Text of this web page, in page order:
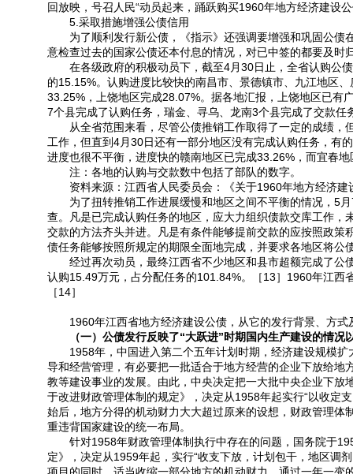
回放映，号召人民“动员起来，踊跃购买1960年地方经济建设
5.采取措施增强公债信用
为了顺利发行新公债，《指示》还强调要增强和巩固公债
意检查过去的国家公债还本付息的情况，对已中签的都要及时
在各级政府的积极动员下，截至4月30日止，全省认购公
的15.15%。认购进度比较快的南昌市、景德镇市、九江地区
33.25%，上饶地区完成28.07%。据各地汇报，上饶地区已有
7个县完成了认购任务，瑞金、寻乌、龙南3个县完成了交款
从全省范围来看，尽管公债推销工作取得了一定的成绩，
工作，但直到4月30日还有一部分地区没有完成认购任务，有
进度也很不平衡，进度快的赣南地区已完成33.26%，而宜春
注：各地的认购与交款数中包括了部队的数字。
资料来源：江西省人民委员会：《关于1960年地方经济建
为了扭转推销工作进展缓慢和地区之间不平衡的情况，5月
查。凡是已完成认购任务的地区，应大力组织债款交库工作
交款的方法齐头并进。凡是有条件能够提前交款的应按照政
债任务能够按照所规定的期限全面地完成，并要求各地区将
经过再次动员，最终江西省不少地区和县市超额完成了公
认购15.49万元，占分配任务的101.84%。［13］1960年江
［14］
1960年江西省地方经济建设公债，从它的发行背景、方式
（一）公债发行反映了“大跃进”时期国内生产建设的情况
1958年，中国进入第二个五年计划时期，经济建设规模扩
导和经营管理，有必要把一批适合于地方经营的企业下放给
教等建设事业的发展。由此，中央决定把一大批中央企业下
于改进财政管理体制的规定》，决定从1958年起实行“以收定
始后，地方分得的机动财力大大超过原来的设想，财政管理
重违背国家建设的统一布局。
针对1958年财政管理体制执行中存在的问题，国务院于
定》，决定从1959年起，实行“收支下放，计划包干，地区调